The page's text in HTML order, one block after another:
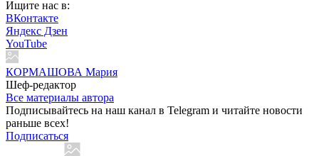
Ищите нас в:
ВКонтакте
Яндекс Дзен
YouTube
КОРМАШОВА Мария
Шеф-редактор
Все материалы автора
Подписывайтесь на наш канал в Telegram и читайте новости
раньше всех!
Подписаться